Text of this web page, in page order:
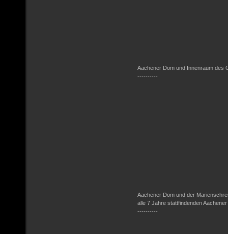
Aachener Dom und Innenraum des
----------
Aachener Dom und der
alle 7 Jahre stattfindenden
----------